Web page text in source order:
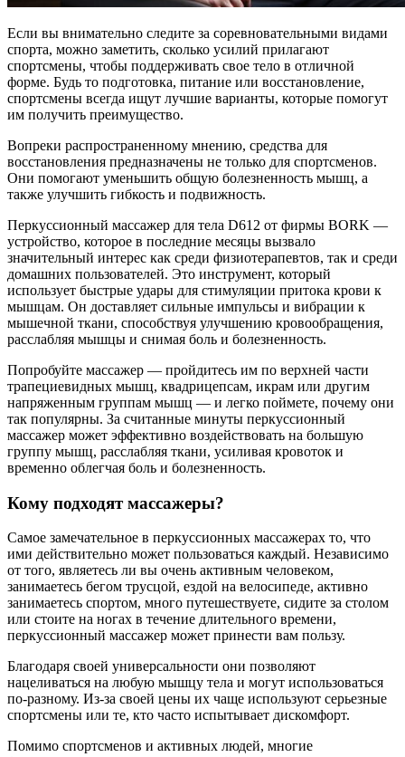
Если вы внимательно следите за соревновательными видами
спорта, можно заметить, сколько усилий прилагают
спортсмены, чтобы поддерживать свое тело в отличной
форме. Будь то подготовка, питание или восстановление,
спортсмены всегда ищут лучшие варианты, которые помогут
им получить преимущество.
Вопреки распространенному мнению, средства для
восстановления предназначены не только для спортсменов.
Они помогают уменьшить общую болезненность мышц, а
также улучшить гибкость и подвижность.
Перкуссионный массажер для тела D612 от фирмы BORK —
устройство, которое в последние месяцы вызвало
значительный интерес как среди физиотерапевтов, так и среди
домашних пользователей. Это инструмент, который
использует быстрые удары для стимуляции притока крови к
мышцам. Он доставляет сильные импульсы и вибрации к
мышечной ткани, способствуя улучшению кровообращения,
расслабляя мышцы и снимая боль и болезненность.
Попробуйте массажер — пройдитесь им по верхней части
трапециевидных мышц, квадрицепсам, икрам или другим
напряженным группам мышц — и легко поймете, почему они
так популярны. За считанные минуты перкуссионный
массажер может эффективно воздействовать на большую
группу мышц, расслабляя ткани, усиливая кровоток и
временно облегчая боль и болезненность.
Кому подходят массажеры?
Самое замечательное в перкуссионных массажерах то, что
ими действительно может пользоваться каждый. Независимо
от того, являетесь ли вы очень активным человеком,
занимаетесь бегом трусцой, ездой на велосипеде, активно
занимаетесь спортом, много путешествуете, сидите за столом
или стоите на ногах в течение длительного времени,
перкуссионный массажер может принести вам пользу.
Благодаря своей универсальности они позволяют
нацеливаться на любую мышцу тела и могут использоваться
по-разному. Из-за своей цены их чаще используют серьезные
спортсмены или те, кто часто испытывает дискомфорт.
Помимо спортсменов и активных людей, многие